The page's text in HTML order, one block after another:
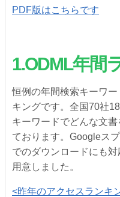
PDF版はこちらです
1.ODML年間
恒例の年間検索キーワ
キングです。全国70社
キーワードでどんな文
ております。Googleス
でのダウンロードにも
用意しました。
<昨年のアクセスランキ